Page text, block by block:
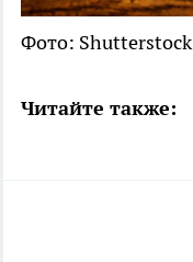
Фото: Shutterstock
Читайте также: